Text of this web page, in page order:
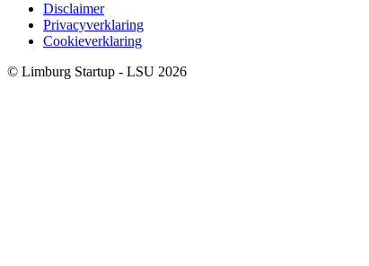
Disclaimer
Privacyverklaring
Cookieverklaring
© Limburg Startup - LSU 2026